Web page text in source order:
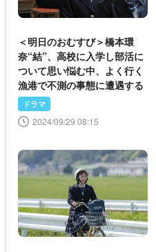
＜明日のおむすび＞橋本環
奈“結”、高校に入学し部活に
ついて思い悩む中、よく行く
漁港で不測の事態に遭遇する
ドラマ
2024/09/29 08:15